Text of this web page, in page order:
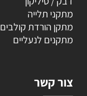
מתקני תלייה
מתקן הורדת קולבים
מתקנים לנעליים
צור קשר